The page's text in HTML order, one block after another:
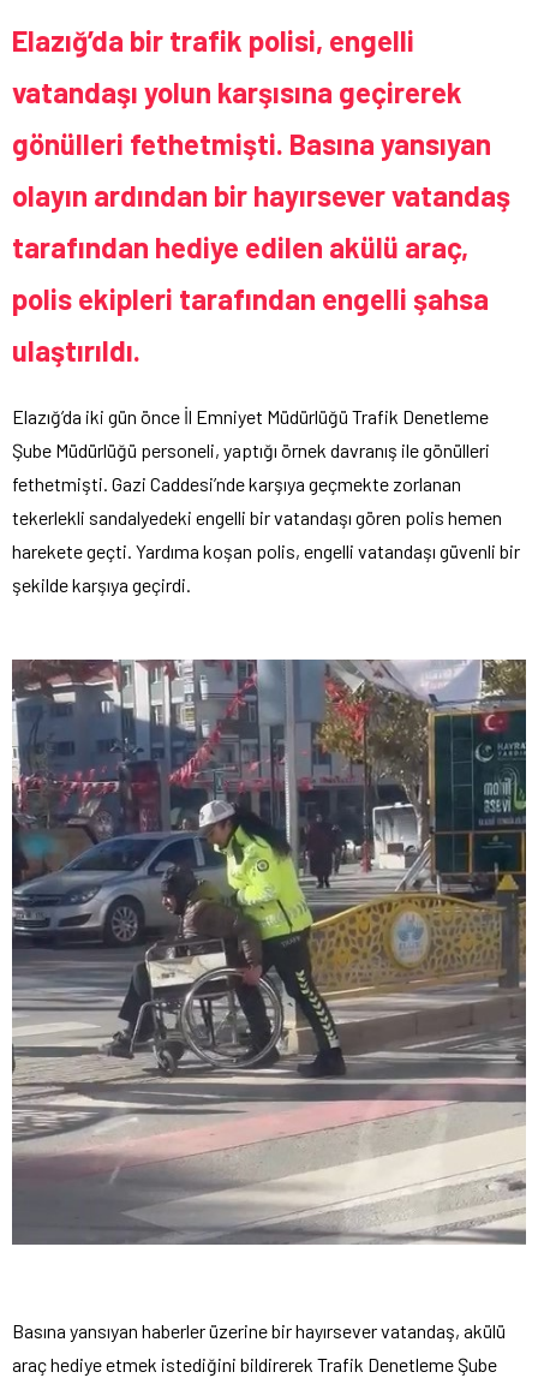
Elazığ’da bir trafik polisi, engelli
vatandaşı yolun karşısına geçirerek
gönülleri fethetmişti. Basına yansıyan
olayın ardından bir hayırsever vatandaş
tarafından hediye edilen akülü araç,
polis ekipleri tarafından engelli şahsa
ulaştırıldı.
Elazığ’da iki gün önce İl Emniyet Müdürlüğü Trafik Denetleme
Şube Müdürlüğü personeli, yaptığı örnek davranış ile gönülleri
fethetmişti. Gazi Caddesi’nde karşıya geçmekte zorlanan
tekerlekli sandalyedeki engelli bir vatandaşı gören polis hemen
harekete geçti. Yardıma koşan polis, engelli vatandaşı güvenli bir
şekilde karşıya geçirdi.
Basına yansıyan haberler üzerine bir hayırsever vatandaş, akülü
araç hediye etmek istediğini bildirerek Trafik Denetleme Şube